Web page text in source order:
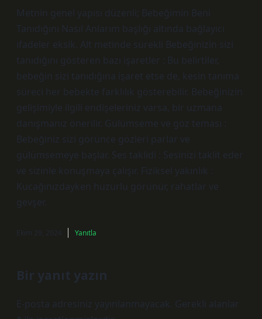
Metnin genel yapısı düzenli; Bebeğimin Beni
Tanıdığını Nasıl Anlarım başlığı altında bağlayıcı
ifadeler eksik. Alt metinde sürekli Bebeğinizin sizi
tanıdığını gösteren bazı işaretler : Bu belirtiler,
bebeğin sizi tanıdığına işaret etse de, kesin tanıma
süreci her bebekte farklılık gösterebilir. Bebeğinizin
gelişimiyle ilgili endişeleriniz varsa, bir uzmana
danışmanız önerilir. Gülümseme ve göz teması :
Bebeğiniz sizi görünce gözleri parlar ve
gülümsemeye başlar. Ses taklidi : Sesinizi taklit eder
ve sizinle konuşmaya çalışır. Fiziksel yakınlık :
Kucağınızdayken huzurlu görünür, rahatlar ve
gevşer.
Ekim 29, 2024 Yanıtla
Bir yanıt yazın
E-posta adresiniz yayınlanmayacak. Gerekli alanlar